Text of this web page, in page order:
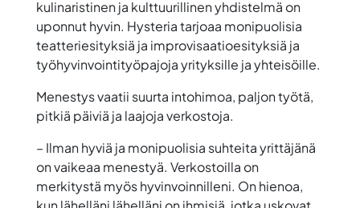
kulinaristinen ja kulttuurillinen yhdistelmä on
uponnut hyvin. Hysteria tarjoaa monipuolisia
teatteriesityksiä ja improvisaatioesityksiä ja
työhyvinvointityöpajoja yrityksille ja yhteisöille.
Menestys vaatii suurta intohimoa, paljon työtä,
pitkiä päiviä ja laajoja verkostoja.
– Ilman hyviä ja monipuolisia suhteita yrittäjänä
on vaikeaa menestyä. Verkostoilla on
merkitystä myös hyvinvoinnilleni. On hienoa,